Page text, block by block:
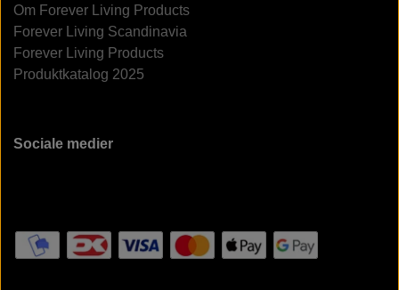
Om Forever Living Products
Forever Living Scandinavia
Forever Living Products
Produktkatalog 2025
Sociale medier